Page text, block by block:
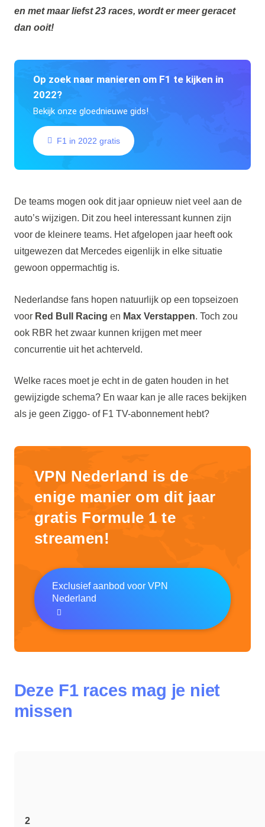
en met maar liefst 23 races, wordt er meer geracet
dan ooit!
Op zoek naar manieren om F1 te kijken in
2022?
Bekijk onze gloednieuwe gids!
F1 in 2022 gratis
De teams mogen ook dit jaar opnieuw niet veel aan de
auto’s wijzigen. Dit zou heel interessant kunnen zijn
voor de kleinere teams. Het afgelopen jaar heeft ook
uitgewezen dat Mercedes eigenlijk in elke situatie
gewoon oppermachtig is.
Nederlandse fans hopen natuurlijk op een topseizoen
voorRed Bull Racing en Max Verstappen. Toch zou
ook RBR het zwaar kunnen krijgen met meer
concurrentie uit het achterveld.
Welke races moet je echt in de gaten houden in het
gewijzigde schema? En waar kan je alle races bekijken
als je geen Ziggo- of F1 TV-abonnement hebt?
VPN Nederland is de
enige manier om dit jaar
gratis Formule 1 te
streamen!
Exclusief aanbod voor VPN
Nederland
Deze F1 races mag je niet
missen
2